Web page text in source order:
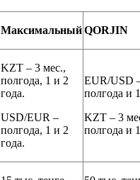
МаксимальныйQORJIN
KZT – 3 мес.,
полгода, 1 и 2
года.
USD/EUR –
полгода, 1 и 2
года.
EUR/USD
полгода и
KZT – 3
полгода и